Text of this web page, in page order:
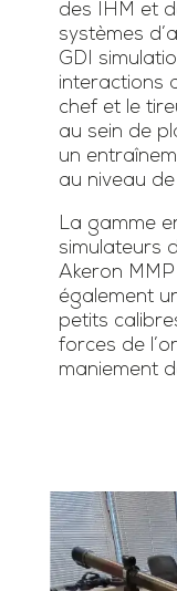
des IHM et
systèmes
GDI
interactions
chef et le
au sein de
un
au niveau
La gamme
simulateurs
Akeron
également
petits
forces de
maniement